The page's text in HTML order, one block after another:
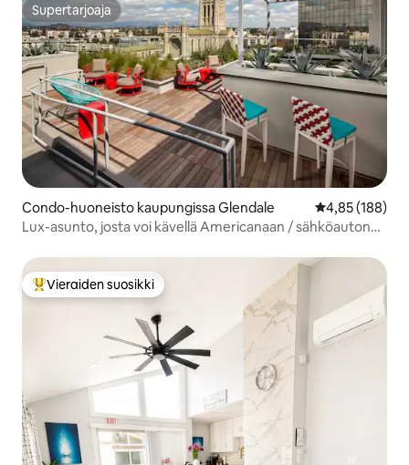
Supertarjoaja
Supertarjoaja
Condo-huoneisto kaupungissa Glendale
4,85 (188)
Lux-asunto, josta voi kävellä Americanaan / sähköauton
Vieraiden suosikkien parhaimmistoa
Vieraiden suosikki